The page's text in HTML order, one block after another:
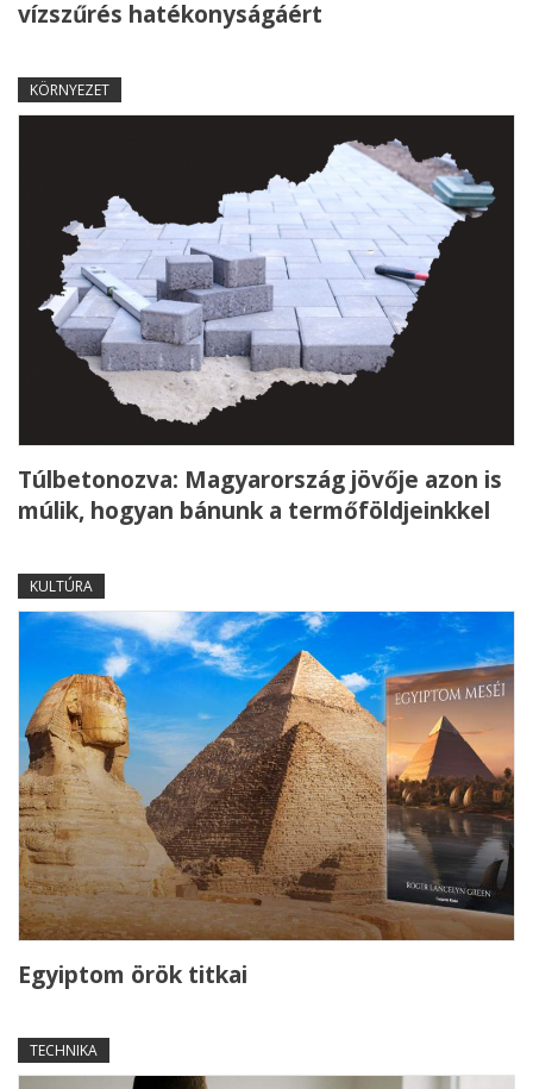
vízszűrés hatékonyságáért
KÖRNYEZET
Túlbetonozva: Magyarország jövője azon is
múlik, hogyan bánunk a termőföldjeinkkel
KULTÚRA
Egyiptom örök titkai
TECHNIKA